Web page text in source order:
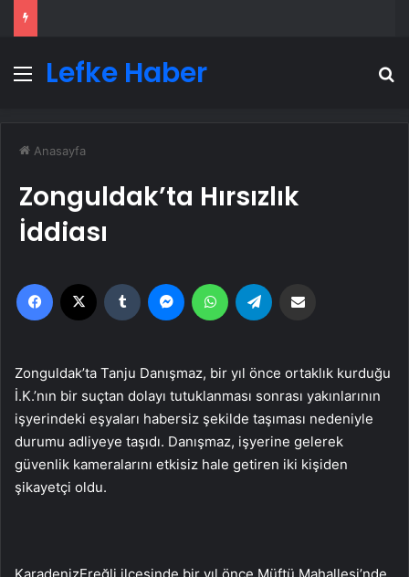
Menü
Lefke Haber
Anasayfa
Zonguldak’ta Hırsızlık
İddiası
Facebook Tumblr MessengerWhatsApp
Zonguldak’ta Tanju Danışmaz, bir yıl önce ortaklık kurduğu
İ.K.’nın bir suçtan dolayı tutuklanması sonrası yakınlarının
işyerindeki eşyaları habersiz şekilde taşıması nedeniyle
durumu adliyeye taşıdı. Danışmaz, işyerine gelerek
güvenlik kameralarını etkisiz hale getiren iki kişiden
şikayetçi oldu.